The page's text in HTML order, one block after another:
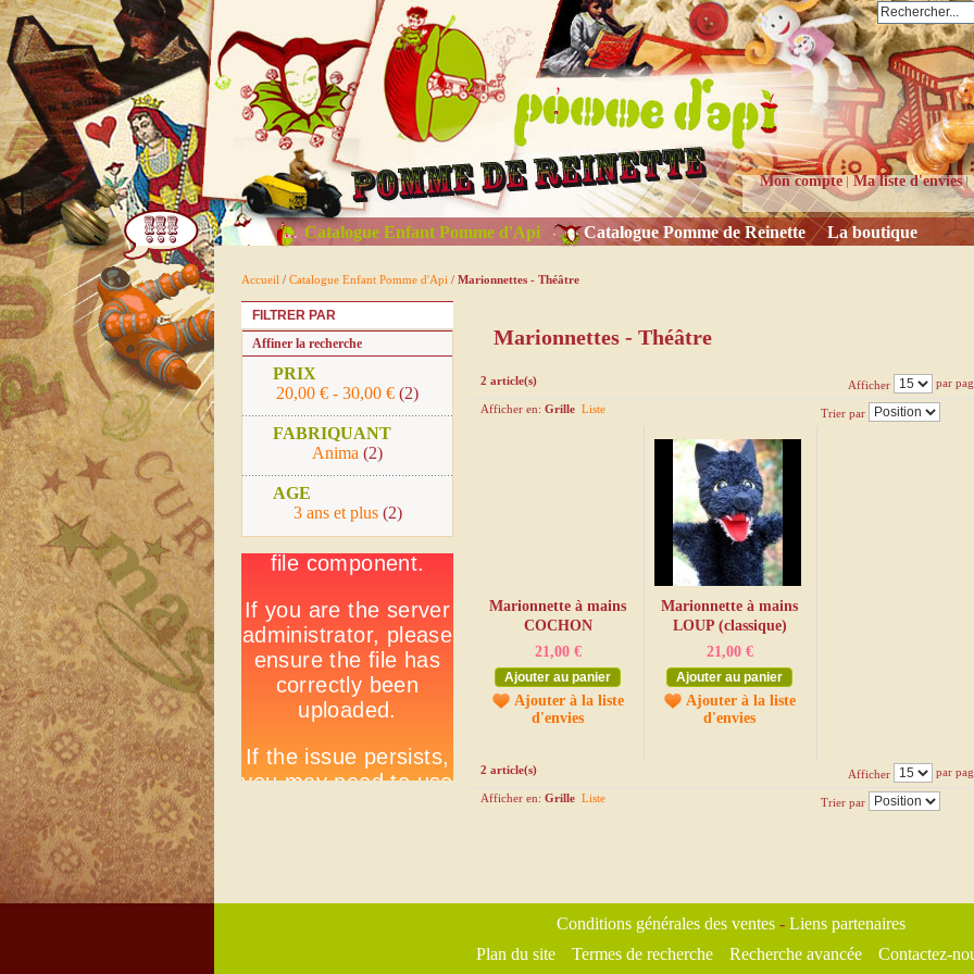
Mon compte Ma liste d'envies
Catalogue Enfant Pomme d'Api Catalogue Pomme de Reinette La boutique
Accueil / Catalogue Enfant Pomme d'Api / Marionnettes - Théâtre
Marionnettes - Théâtre
2 article(s) Afficher
par
Afficher en: Grille Liste Trier par
Marionnette à mains
COCHON
21,00 €
Ajouter au panier
Ajouter à la liste
d'envies
Marionnette à mains
LOUP (classique)
21,00 €
Ajouter au panier
Ajouter à la liste
d'envies
2 article(s) Afficher
par
Afficher en: Grille Liste Trier par
FILTRER PAR
Affiner la recherche
PRIX
20,00 € - 30,00 € (2)
FABRIQUANT
Anima (2)
AGE
3 ans et plus(2)
Conditions générales des ventes- Liens partenaires
Plan du site
Termes de recherche Recherche avancée Contactez-